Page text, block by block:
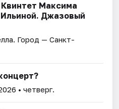
Максима
Джазовый
. Город — Санкт-
• четверг.